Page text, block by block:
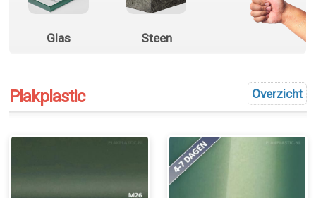
Glas Steen
Overzicht
Plakplastic